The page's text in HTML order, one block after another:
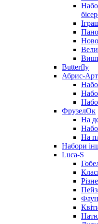
Butterfly
Абрис-Арт
ФрузелОк
На
На
Набори
Luca-S
Різне